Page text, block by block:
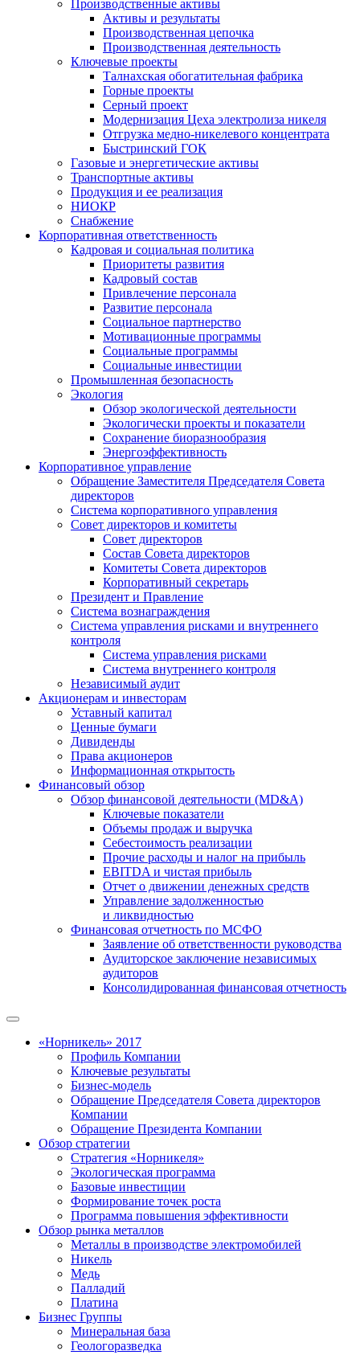
Производственные активы
Активы и результаты
Производственная цепочка
Производственная деятельность
Ключевые проекты
Талнахская обогатительная фабрика
Горные проекты
Серный проект
Модернизация Цеха электролиза никеля
Отгрузка медно-никелевого концентрата
Быстринский ГОК
Газовые и энергетические активы
Транспортные активы
Продукция и ее реализация
НИОКР
Снабжение
Корпоративная ответственность
Кадровая и социальная политика
Приоритеты развития
Кадровый состав
Привлечение персонала
Развитие персонала
Социальное партнерство
Мотивационные программы
Социальные программы
Социальные инвестиции
Промышленная безопасность
Экология
Обзор экологической деятельности
Экологически проекты и показатели
Сохранение биоразнообразия
Энергоэффективность
Корпоративное управление
Обращение Заместителя Председателя Совета
директоров
Система корпоративного управления
Совет директоров и комитеты
Совет директоров
Состав Совета директоров
Комитеты Совета директоров
Корпоративный секретарь
Президент и Правление
Система вознаграждения
Система управления рисками и внутреннего
контроля
Система управления рисками
Система внутреннего контроля
Независимый аудит
Акционерам и инвесторам
Уставный капитал
Ценные бумаги
Дивиденды
Права акционеров
Информационная открытость
Финансовый обзор
Обзор финансовой деятельности (MD&A)
Ключевые показатели
Объемы продаж и выручка
Себестоимость реализации
Прочие расходы и налог на прибыль
EBITDA и чистая прибыль
Отчет о движении денежных средств
Управление задолженностью
и ликвидностью
Финансовая отчетность по МСФО
Заявление об ответственности руководства
Аудиторское заключение независимых
аудиторов
Консолидированная финансовая отчетность
«Норникель» 2017
Профиль Компании
Ключевые результаты
Бизнес-модель
Обращение Председателя Совета директоров
Компании
Обращение Президента Компании
Обзор стратегии
Стратегия «Норникеля»
Экологическая программа
Базовые инвестиции
Формирование точек роста
Программа повышения эффективности
Обзор рынка металлов
Металлы в производстве электромобилей
Никель
Медь
Палладий
Платина
Бизнес Группы
Минеральная база
Геологоразведка